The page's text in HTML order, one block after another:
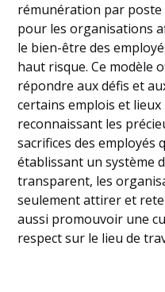
rémunération par
pour les organisations
le bien-être des
haut risque. Ce modèle
répondre aux défis et
certains emplois et
reconnaissant les
sacrifices des employés
établissant un système
transparent, les
seulement attirer et
aussi promouvoir une
respect sur le lieu de